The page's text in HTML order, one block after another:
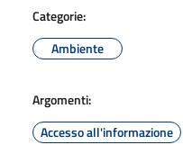
Categorie:
Ambiente
Argomenti:
Accesso all'informazione